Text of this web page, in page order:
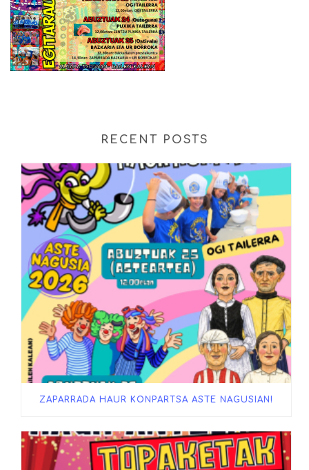
RECENT POSTS
ZAPARRADA HAUR KONPARTSA ASTE NAGUSIAN!